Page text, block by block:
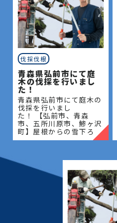
伐採伐根
青森県弘前市にて庭
木の伐採を行いまし
た！
青森県弘前市にて庭木の
伐採を行いまし
た！ 【弘前市、青森
市、五所川原市、鯵ヶ沢
町】屋根からの雪下ろ
し・除雪・排雪などの作
定・草刈りなどのお庭の
こと、造園・